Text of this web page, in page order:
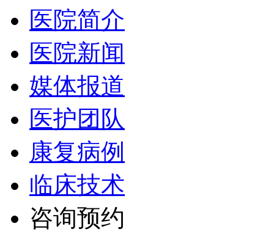
医院简介
医院新闻
媒体报道
医护团队
康复病例
临床技术
咨询预约